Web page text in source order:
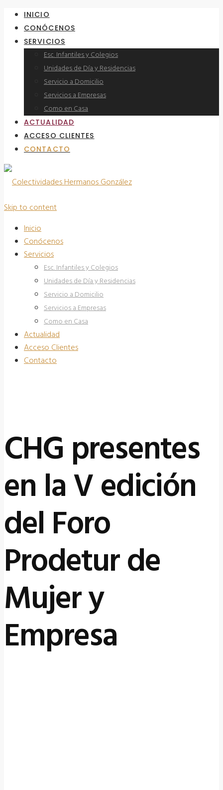
INICIO
CONÓCENOS
SERVICIOS
Esc. Infantiles y Colegios
Unidades de Día y Residencias
Servicio a Domicilio
Servicios a Empresas
Como en Casa
ACTUALIDAD
ACCESO CLIENTES
CONTACTO
Skip to content
Inicio
Conócenos
Servicios
Esc. Infantiles y Colegios
Unidades de Día y Residencias
Servicio a Domicilio
Servicios a Empresas
Como en Casa
Actualidad
Acceso Clientes
Contacto
CHG presentes
en la V edición
del Foro
Prodetur de
Mujer y
Empresa